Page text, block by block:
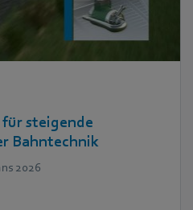
steigende
Bahntechnik
2026